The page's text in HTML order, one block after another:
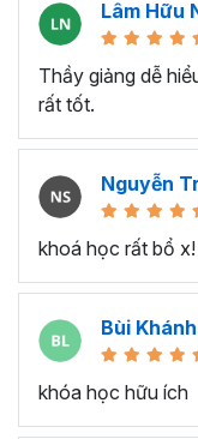
Execel giúp
Đưa ra quyết
giúp bạn có cái
đó thay vì đưa ra
chính xác và logic,
có tính logic cao
Lâm Hữu
Thầy giảng dễ
rất tốt.
Nguyễn
khoá học rất bổ x!
Bùi
khóa học hữu ích